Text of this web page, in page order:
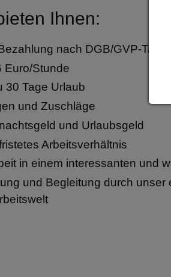
Ihnen:
nach DGB/GVP-
Euro/Stunde
30 Tage Urlaub
und Zuschläge
und Urlaubsgeld
Arbeitsverhältnis
in einem interessanten und
und Begleitung durch